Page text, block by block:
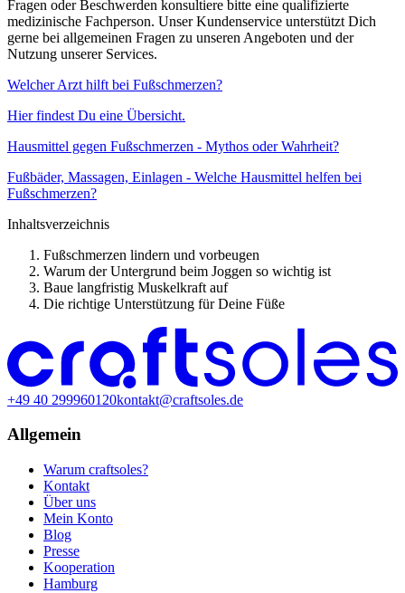
Fragen oder Beschwerden konsultiere bitte eine qualifizierte
medizinische Fachperson. Unser Kundenservice unterstützt Dich
gerne bei allgemeinen Fragen zu unseren Angeboten und der
Nutzung unserer Services.
Welcher Arzt hilft bei Fußschmerzen?
Hier findest Du eine Übersicht.
Hausmittel gegen Fußschmerzen - Mythos oder Wahrheit?
Fußbäder, Massagen, Einlagen - Welche Hausmittel helfen bei
Fußschmerzen?
Inhaltsverzeichnis
Fußschmerzen lindern und vorbeugen
Warum der Untergrund beim Joggen so wichtig ist
Baue langfristig Muskelkraft auf
Die richtige Unterstützung für Deine Füße
+49 40 299960120kontakt@craftsoles.de
Allgemein
Warum craftsoles?
Kontakt
Über uns
Mein Konto
Blog
Presse
Kooperation
Hamburg